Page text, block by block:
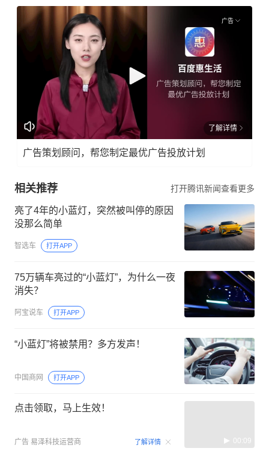
广告
了解详情
广告策划顾问，帮您制定最优广告投放计划
相关推荐 打开腾讯新闻查看更多
亮了4年的小蓝灯，突然被叫停的原因
没那么简单
智选车 打开APP
75万辆车亮过的“小蓝灯”，为什么一夜
消失？
阿宝说车 打开APP
“小蓝灯”将被禁用？多方发声！
中国商网 打开APP
点击领取，马上生效！
广告 易泽科技运营商 了解详情 00:09